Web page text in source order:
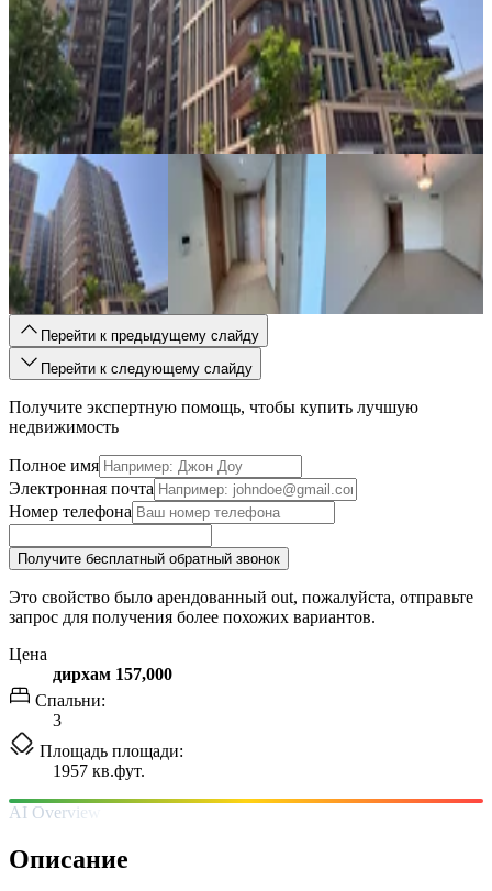
Перейти к предыдущему слайду
Перейти к следующему слайду
Получите экспертную помощь, чтобы купить лучшую
недвижимость
Полное имя
Электронная почта
Номер телефона
Получите бесплатный обратный звонок
Это свойство было арендованный out, пожалуйста, отправьте
запрос для получения более похожих вариантов.
Цена
дирхам 157,000
Спальни:
3
Площадь площади:
1957 кв.фут.
AI Overview
Описание